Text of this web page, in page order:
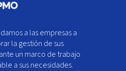
a las empresas a
la gestión de sus
un marco de trabajo
a sus necesidades.